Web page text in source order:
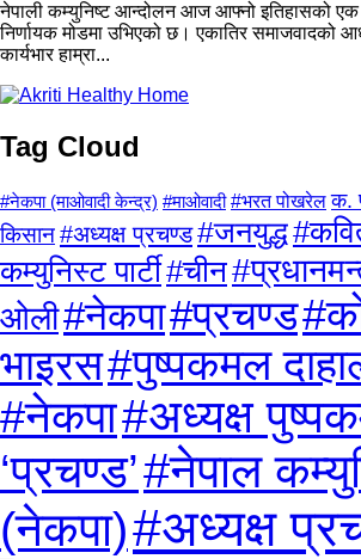
नेपाली कम्युनिष्ट आन्दोलन आज आफ्नो इतिहासको
निर्णायक मोडमा उभिएको छ। एकातिर समाजवादको
कार्यभार हाम्रा...
Tag Cloud
#नेकपा (माओवादी केन्द्र) #माओवादी #भरत पोखरेल क.
किसान#अध्यक्ष प्रचण्ड#जनयुद्ध
कम्युनिस्ट पार्टी#चीन
ओली#नेकपा#प्रचण्ड
भाइरस#पुष्पकमल
#नेकपा#अध्यक्ष
‘प्रचण्ड’#नेपाल
(नेकपा)#अध्यक्ष